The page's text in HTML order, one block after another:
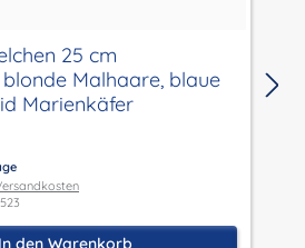
25 cm
Malhaare, blaue
Marienkäfer
In den Warenkorb